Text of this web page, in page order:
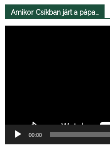
Amikor Csíkban járt a pápa…
00:00